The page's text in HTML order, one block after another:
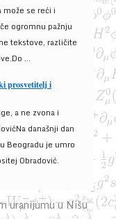
može se reći i
ogromnu pažnju
tekstove, različite
...
prosvetitelj i
a ne zvona i
današnji dan
Beogradu je umro
Obradović.
uranijumu u Nišu